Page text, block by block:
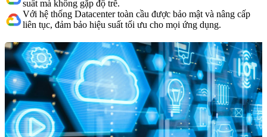
suất mà không gặp độ trễ.
Với hệ thống Datacenter toàn cầu được bảo mật và nâng cấp
liên tục, đảm bảo hiệu suất tối ưu cho mọi ứng dụng.